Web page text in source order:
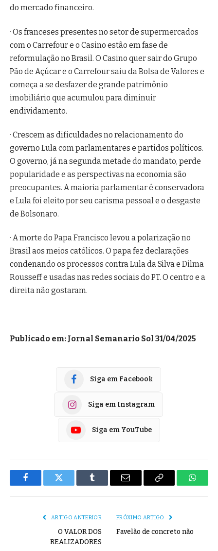
do mercado financeiro.
· Os franceses presentes no setor de supermercados
com o Carrefour e o Casino estão em fase de
reformulação no Brasil. O Casino quer sair do Grupo
Pão de Açúcar e o Carrefour saiu da Bolsa de Valores e
começa a se desfazer de grande patrimônio
imobiliário que acumulou para diminuir
endividamento.
· Crescem as dificuldades no relacionamento do
governo Lula com parlamentares e partidos políticos.
O governo, já na segunda metade do mandato, perde
popularidade e as perspectivas na economia são
preocupantes. A maioria parlamentar é conservadora
e Lula foi eleito por seu carisma pessoal e o desgaste
de Bolsonaro.
· A morte do Papa Francisco levou a polarização no
Brasil aos meios católicos. O papa fez declarações
condenando os processos contra Lula da Silva e Dilma
Rousseff e usadas nas redes sociais do PT. O centro e a
direita não gostaram.
Publicado em: Jornal Semanario Sol 31/04/2025
Siga em Facebook
Siga em Instagram
Siga em YouTube
FacebookTwitter Tumblr
E-
Copiar
ARTIGO ANTERIOR
O VALOR DOS
REALIZADORES
PRÓXIMO ARTIGO
Favelão de concreto não